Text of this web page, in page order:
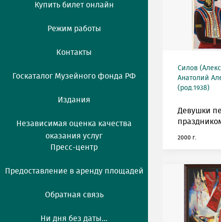
Купить билет онлайн
Режим работы
Контакты
Госкаталог Музейного фонда РФ
Издания
Независимая оценка качества
оказания услуг
Пресс-центр
Предоставление в аренду площадей
Обратная связь
Ни дня без даты...
Силов
Анатолий
(род.1938)
Девушки
2000 г.